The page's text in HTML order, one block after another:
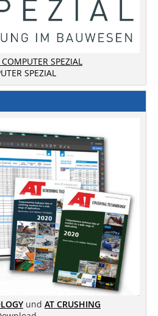
SPEZIAL
SPEZIAL
und AT CRUSHING